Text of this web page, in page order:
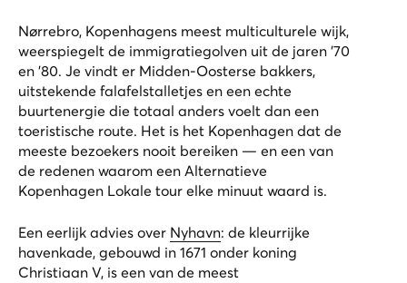
Nørrebro, Kopenhagens meest multiculturele wijk,
weerspiegelt de immigratiegolven uit de jaren ’70
en ’80. Je vindt er Midden-Oosterse bakkers,
uitstekende falafelstalletjes en een echte
buurtenergie die totaal anders voelt dan een
toeristische route. Het is het Kopenhagen dat de
meeste bezoekers nooit bereiken — en een van
de redenen waarom een Alternatieve
Kopenhagen Lokale tour elke minuut waard is.
Een eerlijk advies over Nyhavn: de kleurrijke
havenkade, gebouwd in 1671 onder koning
Christiaan V, is een van de meest